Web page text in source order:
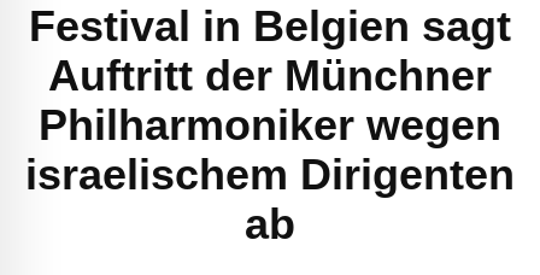
Festival in Belgien sagt
Auftritt der Münchner
Philharmoniker wegen
israelischem Dirigenten
ab